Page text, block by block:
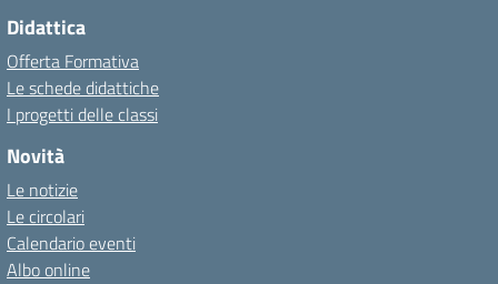
Didattica
Offerta Formativa
Le schede didattiche
I progetti delle classi
Novità
Le notizie
Le circolari
Calendario eventi
Albo online